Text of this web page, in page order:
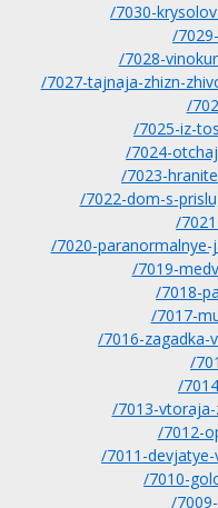
/7030-
/
/7028-
/7027-tajnaja-zhizn-
/
/7025-iz-
/7024-
/7023-
/7022-dom-s-
/
/7020-
/7019-
/7018-
/7017-
/7016-zagadka-
/
/
/7013-
/7012-
/7011-
/7010-
/